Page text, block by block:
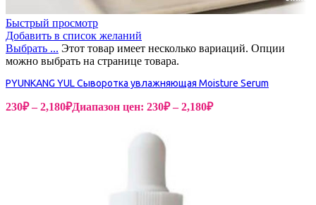
Быстрый просмотр
Добавить в список желаний
Выбрать ... Этот товар имеет несколько вариаций. Опции
можно выбрать на странице товара.
PYUNKANG YUL Сыворотка увлажняющая Moisture Serum
230₽ – 2,180₽Диапазон цен: 230₽ – 2,180₽